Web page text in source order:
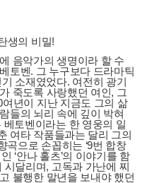
생의 비밀!
음악가의 생명이라 할 수
토벤. 그 누구보다 드라마틱
소재였었다. 여전히 광기
죽도록 사랑했던 여인, 그
년이 지난 지금도 그의 삶
들의 뇌리 속에 깊이 박혀
토벤이라는 한 영웅의 일
여타 작품들과는 달리 그의
곡으로 손꼽히는 ‘9번 합창
‘안나 홀츠’의 이야기를 함
달리며, 고독과 가난에 찌
불행한 말년을 보내야 했던